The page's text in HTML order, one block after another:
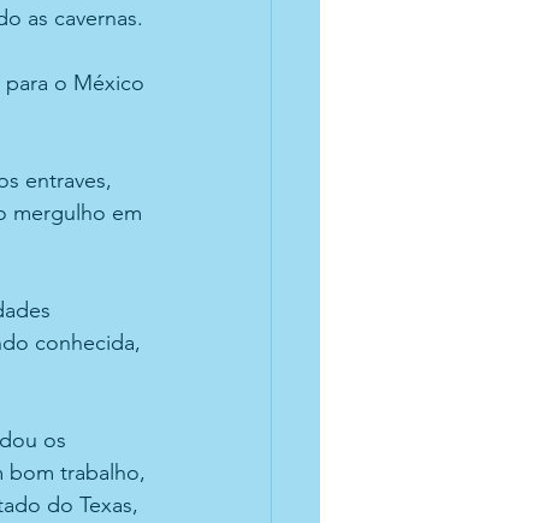
as cavernas.
o México
entraves,
mergulho em
conhecida,
os
bom trabalho,
do Texas,